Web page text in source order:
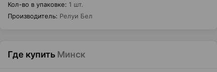
Кол-во в упаковке: 1 шт.
Производитель: Релуи Бел
Где купить Минск